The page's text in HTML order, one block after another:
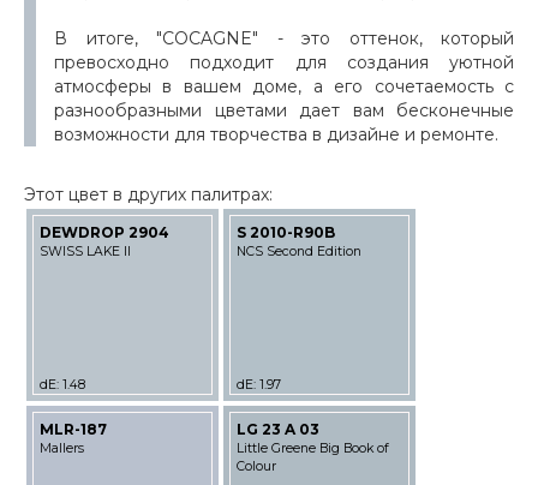
В итоге, "COCAGNE" - это оттенок, который
превосходно подходит для создания уютной
атмосферы в вашем доме, а его сочетаемость с
разнообразными цветами дает вам бесконечные
возможности для творчества в дизайне и ремонте.
Этот цвет в других палитрах:
DEWDROP 2904
SWISS LAKE II
dE: 1.48
S 2010-R90B
NCS Second Edition
dE: 1.97
MLR-187
Mallers
LG 23 A 03
Little Greene Big Book of
Colour